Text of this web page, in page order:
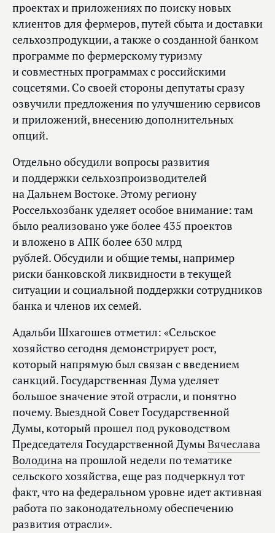
проектах и приложениях по поиску новых
клиентов для фермеров, путей сбыта и доставки
сельхозпродукции, а также о созданной банком
программе по фермерскому туризму
и совместных программах с российскими
соцсетями. Со своей стороны депутаты сразу
озвучили предложения по улучшению сервисов
и приложений, внесению дополнительных
опций.
Отдельно обсудили вопросы развития
и поддержки сельхозпроизводителей
на Дальнем Востоке. Этому региону
Россельхозбанк уделяет особое внимание: там
было реализовано уже более 435 проектов
и вложено в АПК более 630 млрд
рублей. Обсудили и общие темы, например
риски банковской ликвидности в текущей
ситуации и социальной поддержки сотрудников
банка и членов их семей.
Адальби Шхагошев отметил: «Сельское
хозяйство сегодня демонстрирует рост,
который напрямую был связан с введением
санкций. Государственная Дума уделяет
большое значение этой отрасли, и понятно
почему. Выездной Совет Государственной
Думы, который прошел под руководством
Председателя Государственной ДумыВячеслава
Володинана прошлой недели по тематике
сельского хозяйства, еще раз подчеркнул тот
факт, что на федеральном уровне идет активная
работа по законодательному обеспечению
развития отрасли».